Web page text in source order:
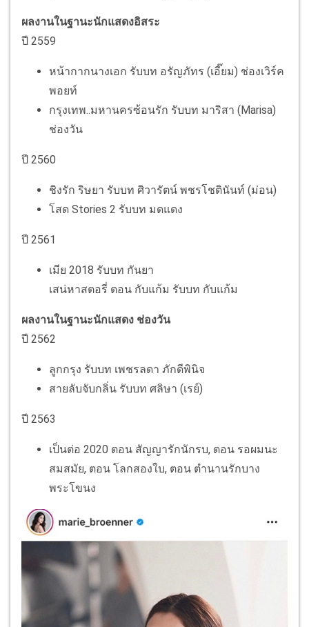
ผลงานในฐานะนักแสดงอิสระ
ปี 2559
หน้ากากนางเอก รับบท อรัญภัทร (เอี๊ยม) ช่องเวิร์ค
พอยท์
กรุงเทพ..มหานครซ้อนรัก รับบท มาริสา (Marisa)​
ช่องวัน
ปี 2560
ชิงรัก ริษยา รับบท ศิวารัตน์ พชรโชตินันท์ (ม่อน)
โสด Stories 2 รับบท มดแดง
ปี 2561
เมีย 2018 รับบท กันยา
เสน่หาสตอรี่​ ตอน​ กับแก้ม​ รับบท กับแก้ม​
ผลงานในฐานะนักแสดง ช่องวัน
ปี 2562
ลูกกรุง รับบท เพชรลดา ภักดีพินิจ
สายลับจับกลิ่น รับบท ศลิษา (เรย์)
ปี 2563
เป็นต่อ 2020 ตอน สัญญารักนักรบ, ตอน รอผมนะ
สมสมัย, ตอน โลกสองใบ, ตอน ตำนานรักบาง
พระโขนง